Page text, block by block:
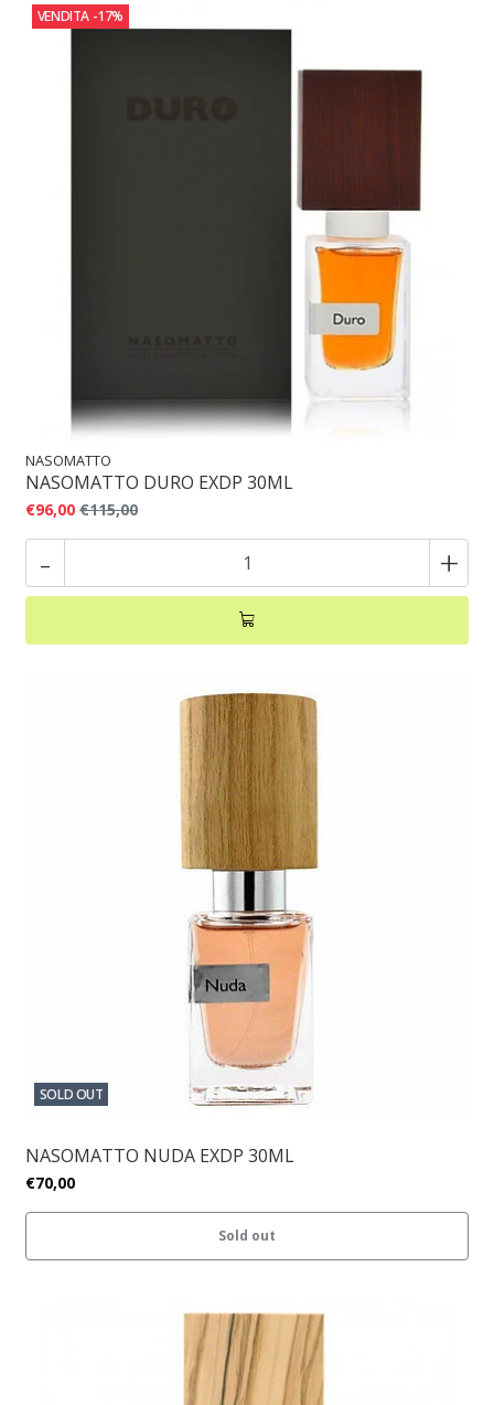
VENDITA -17%
NASOMATTO
NASOMATTO DURO EXDP 30ML
€96,00 €115,00
- +
SOLD OUT
NASOMATTO NUDA EXDP 30ML
€70,00
Sold out